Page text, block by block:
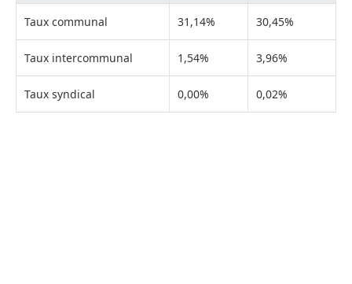
Taux communal 31,14% 30,45%
Taux intercommunal 1,54% 3,96%
Taux syndical 0,00% 0,02%